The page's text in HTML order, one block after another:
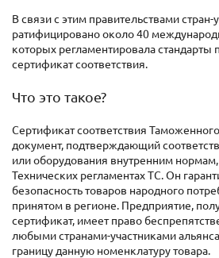
В связи с этим правительствами
ратифицировано около 40
которых регламентировала
сертификат соответствия.
Что это такое?
Сертификат соответствия
документ, подтверждающий
или оборудования внутренним
Технических регламентах ТС. Он
безопасность товаров народного
принятом в регионе. Предприятие,
сертификат, имеет право
любыми странами-участниками
границу данную номенклатуру товара.